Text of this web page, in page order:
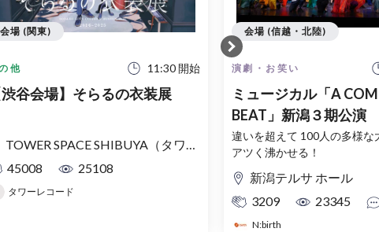
他 11:30 開始
渋谷会場】そらるの衣装展
TOWER SPACE SHIBUYA（タワーレコード渋谷店２F）
45008
25108
タワーレコード
会場 (関東)
演劇・お笑い
ミュージカル「A
BEAT」新潟３期公演
違いを超えて 100人の多様な
アツく沸かせる！
新潟テルサ ホール
3209
23345
N:birth
会場 (信越・北陸)